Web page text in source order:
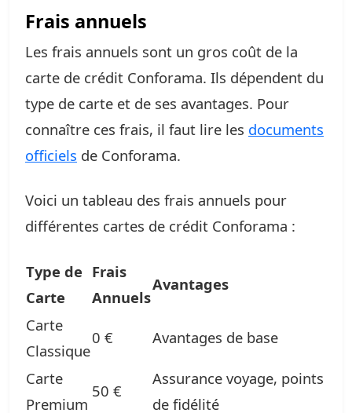
Frais annuels
Les frais annuels sont un gros coût de la
carte de crédit Conforama. Ils dépendent du
type de carte et de ses avantages. Pour
connaître ces frais, il faut lire les documents
officiels de Conforama.
Voici un tableau des frais annuels pour
différentes cartes de crédit Conforama :
Type de
Carte
Frais
Annuels
Avantages
Carte
Classique
0 € Avantages de base
Carte
Premium
50 €
Assurance voyage, points
de fidélité